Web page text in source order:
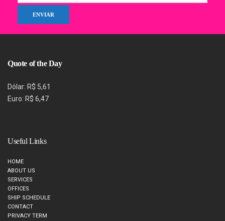
Quote of the Day
Dólar: R$ 5,61
Euro: R$ 6,47
Useful Links
HOME
ABOUT US
SERVICES
OFFICES
SHIP SCHEDULE
CONTACT
PRIVACY TERM